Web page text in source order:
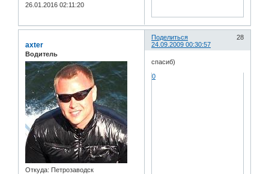
26.01.2016 02:11:20
Поделиться
28
24.09.2009 00:30:57
axter
Водитель
Откуда: Петрозаводск
спасиб)
0